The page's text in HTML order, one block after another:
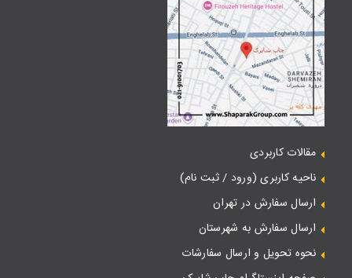
مقالات کاربردی
ناحیه کاربری (ورود / ثبت نام)
ارسال سفارش در تهران
ارسال سفارش به شهرستان
نحوه تحویل و ارسال سفارشات